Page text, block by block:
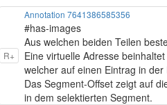
R+
Annotation 7641386585356
#has-images
Aus welchen beiden Teilen
Eine virtuelle Adresse
welcher auf einen Eintrag in
Das Segment-Offset zeigt auf
in dem selektierten Segment.